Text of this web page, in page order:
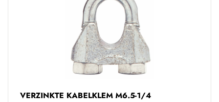
VERZINKTE KABELKLEM M6.5-1/4